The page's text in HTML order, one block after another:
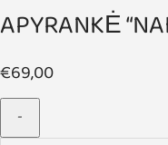
APYRANKĖ
€69,00